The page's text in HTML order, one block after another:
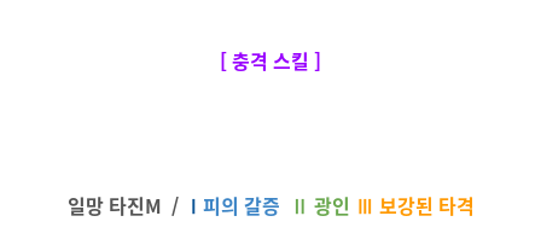
[ 충격 스킬 ]
일망 타진M / Ⅰ 피의 갈증 Ⅱ 광인 Ⅲ 보강된 타격